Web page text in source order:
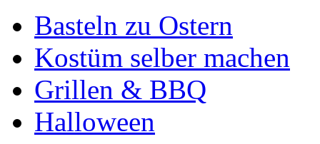
Basteln zu Ostern
Kostüm selber machen
Grillen & BBQ
Halloween